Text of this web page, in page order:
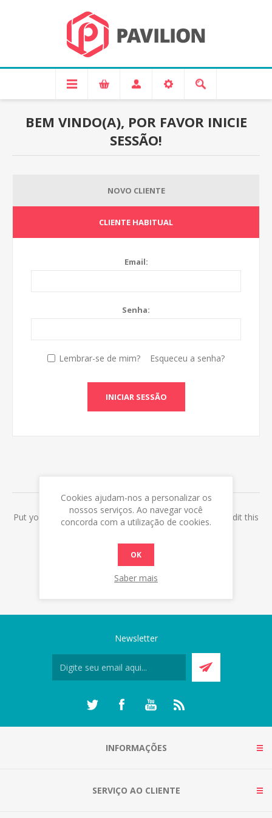
BEM VINDO(A), POR FAVOR INICIE
SESSÃO!
NOVO CLIENTE
CLIENTE HABITUAL
Email:
Senha:
Lembrar-se de mim? Esqueceu a senha?
INICIAR SESSÃO
Put your login / registration information here. You can edit this
Newsletter
INFORMAÇÕES
SERVIÇO AO CLIENTE
Cookies ajudam-nos a personalizar os
nossos serviços. Ao navegar você
concorda com a utilização de cookies.
OK
Saber mais